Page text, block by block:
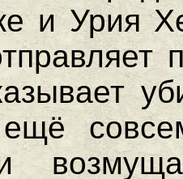
и Урия
ещё